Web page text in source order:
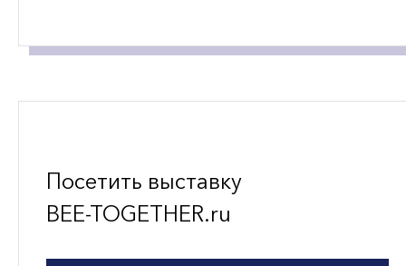
Посетить выставку
BEE-TOGETHER.ru